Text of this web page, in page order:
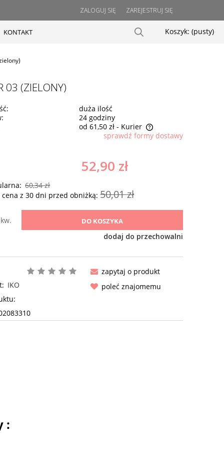
ZAREJESTRUJ SIĘ
ZALOGUJ SIĘ
Koszyk: (pusty)
KONTAKT
03 (ZIELONY)
duża ilość
24 godziny
od 61,50 zł - Kurier
sprawdź formy dostawy
52,90 zł
60,34 zł
cena z 30 dni przed obniżką:50,01 zł
DO KOSZYKA
dodaj do przechowalni
IKO
zapytaj o produkt
poleć znajomemu
: